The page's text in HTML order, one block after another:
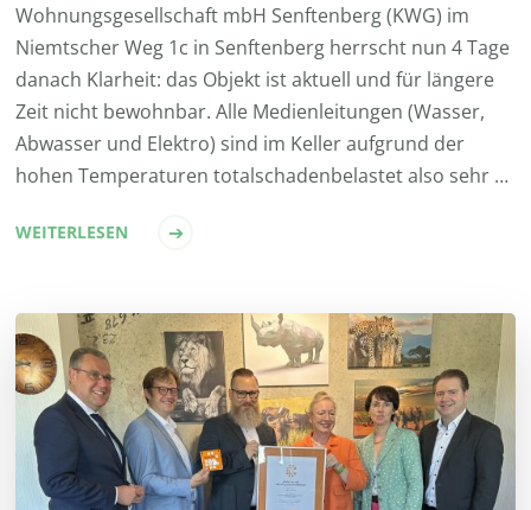
Wohnungsgesellschaft mbH Senftenberg (KWG) im
Niemtscher Weg 1c in Senftenberg herrscht nun 4 Tage
danach Klarheit: das Objekt ist aktuell und für längere
Zeit nicht bewohnbar. Alle Medienleitungen (Wasser,
Abwasser und Elektro) sind im Keller aufgrund der
hohen Temperaturen totalschadenbelastet also sehr …
WEITERLESEN